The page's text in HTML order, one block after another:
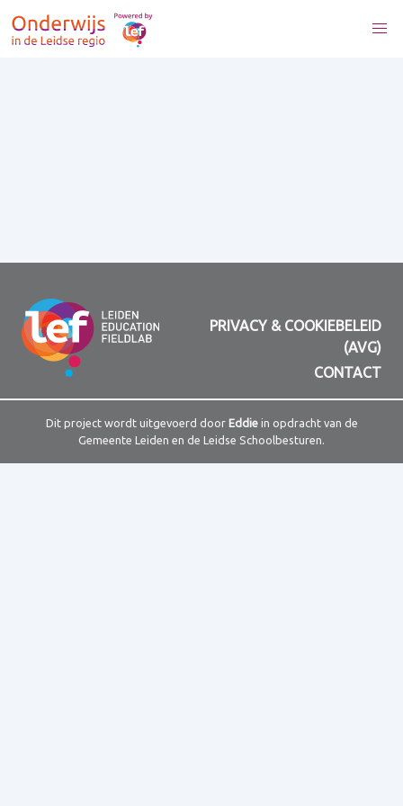
PRIVACY & COOKIEBELEID
(AVG)
CONTACT
Dit project wordt uitgevoerd door Eddiein opdracht van de
Gemeente Leiden en de Leidse Schoolbesturen.